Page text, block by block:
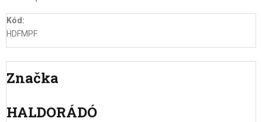
Kód:
HDFMPF
Značka
HALDORÁDÓ